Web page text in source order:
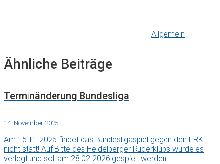
Allgemein
Ähnliche Beiträge
Terminänderung Bundesliga
14. November 2025
Am 15.11.2025 findet das Bundesligaspiel gegen den HRK
nicht statt! Auf Bitte des Heidelberger Ruderklubs wurde es
verlegt und soll am 28.02.2026 gespielt werden.